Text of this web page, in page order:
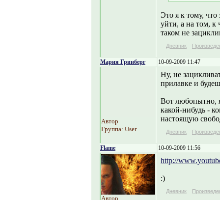
Это я к тому, что
уйти, а на том,
таком не
Дневник
Мария Гринберг 10-09-2009 11:47
Автор
Группа: User
Ну, не
прилавке и
Вот любопытно,
какой-нибудь -
настоящую
Дневник
Flame 10-09-2009 11:56
Автор
http://
:)
Дневник